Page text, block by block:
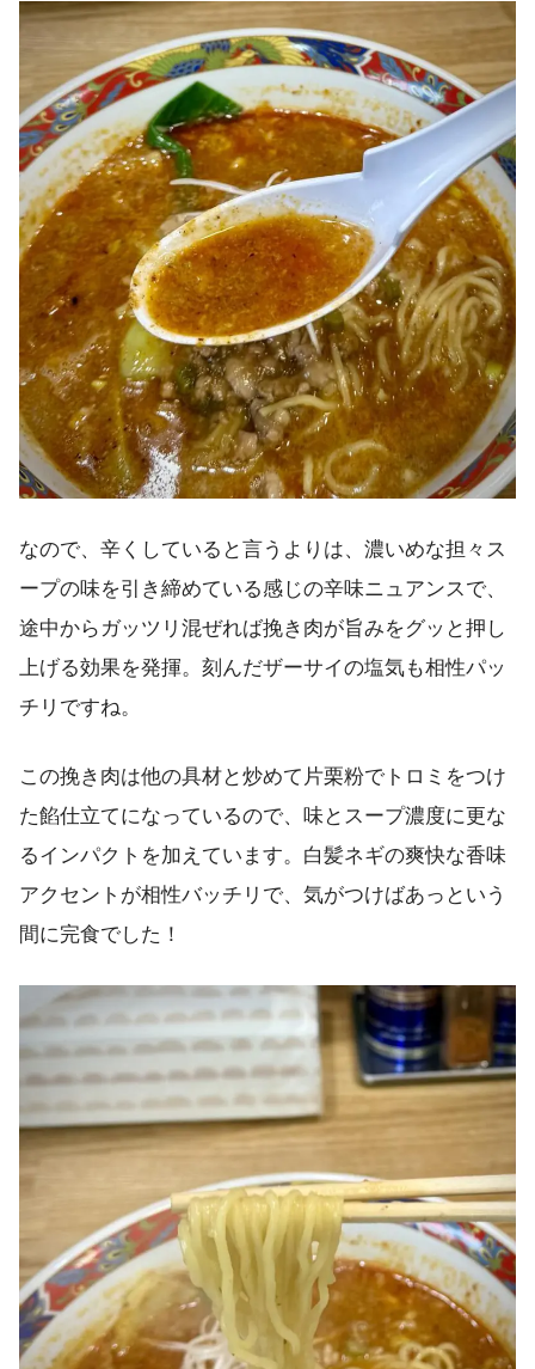
なので、辛くしていると言うよりは、濃いめな担々ス
ープの味を引き締めている感じの辛味ニュアンスで、
途中からガッツリ混ぜれば挽き肉が旨みをグッと押し
上げる効果を発揮。刻んだザーサイの塩気も相性パッ
チリですね。
この挽き肉は他の具材と炒めて片栗粉でトロミをつけ
た餡仕立てになっているので、味とスープ濃度に更な
るインパクトを加えています。白髪ネギの爽快な香味
アクセントが相性バッチリで、気がつけばあっという
間に完食でした！